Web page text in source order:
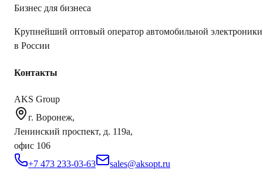
Бизнес для бизнеса
Крупнейший оптовый оператор автомобильной электроники
в России
Контакты
AKS Group
г. Воронеж,
Ленинский проспект, д. 119а,
офис 106
+7 473 233-03-63
sales@aksopt.ru